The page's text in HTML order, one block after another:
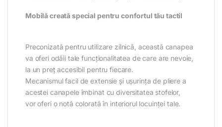
Mobilă creată special pentru confortul tău tactil
Preconizată pentru utilizare zilnică, această canapea
va oferi odăii tale funcționalitatea de care are nevoie,
la un preț accesibil pentru fiecare.
Mecanismul facil de extensie și ușurința de pliere a
acestei canapele îmbinat cu diversitatea stofelor,
vor oferi o notă colorată în interiorul locuinței tale.